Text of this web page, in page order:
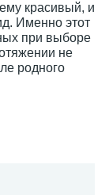
красивый, и
Именно этот
при выборе
не
родного